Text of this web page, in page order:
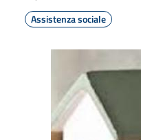
Assistenza sociale